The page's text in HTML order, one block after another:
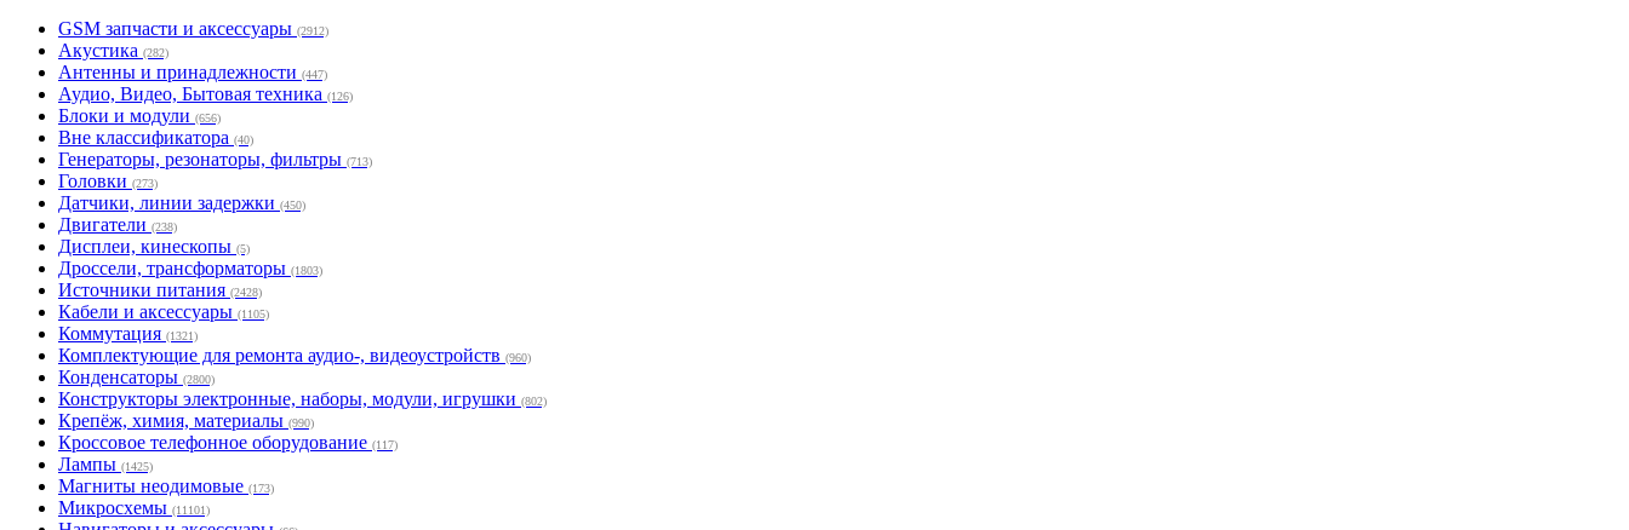
GSM запчасти и аксессуары (2912)
Акустика (282)
Антенны и принадлежности (447)
Аудио, Видео, Бытовая техника (126)
Блоки и модули (656)
Вне классификатора (40)
Генераторы, резонаторы, фильтры (713)
Головки (273)
Датчики, линии задержки (450)
Двигатели (238)
Дисплеи, кинескопы (5)
Дроссели, трансформаторы (1803)
Источники питания (2428)
Кабели и аксессуары (1105)
Коммутация (1321)
Комплектующие для ремонта аудио-, видеоустройств (960)
Конденсаторы (2800)
Конструкторы электронные, наборы, модули, игрушки (802)
Крепёж, химия, материалы (990)
Кроссовое телефонное оборудование (117)
Лампы (1425)
Магниты неодимовые (173)
Микросхемы (11101)